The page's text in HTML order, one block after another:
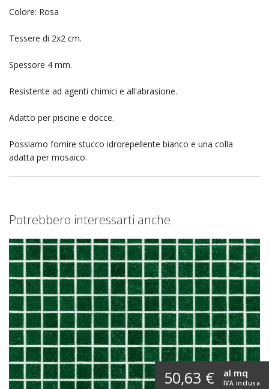
Colore: Rosa
Tessere di 2x2 cm.
Spessore 4 mm.
Resistente ad agenti chimici e all'abrasione.
Adatto per piscine e docce.
Possiamo fornire stucco idrorepellente bianco e una colla
adatta per mosaico.
Potrebbero interessarti anche
50,63 € IVA inclusa
al mq